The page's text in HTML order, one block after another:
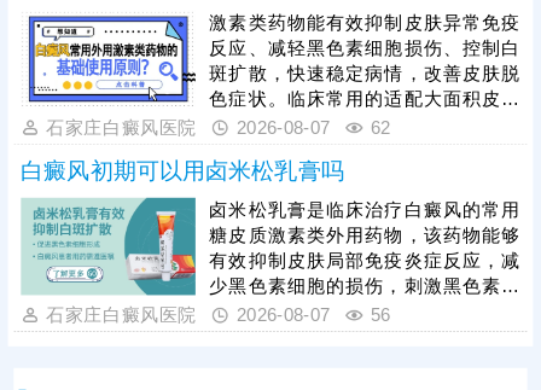
展治疗，切勿盲目操作。临床为提升
整体疗效，通常建议采用综合性治疗
方案，将纳晶治疗与中医定向透药、
308准分子激光治疗相结合，内外协
同作用，快速修复受损黑色素细胞，
缩短治疗周期。
激素类药物能有效抑制皮肤异常免疫
反应、减轻黑色素细胞损伤、控制白
斑扩散，快速稳定病情，改善皮肤脱
色症状。临床常用的适配大面积皮损
的激素药物，需根据患者年龄、皮损
药种类、剂量、使用周期均需严格遵
从医嘱。患者严禁自行选购、增减药
量，盲目用药易引发皮肤萎缩、毛细
血管扩张、色素异常、激素依赖等副
作用，损害皮肤健康。单纯使用激素
药物治疗大面积白癜风效果有限，联
合311窄谱uvb照射综合方案，能有效
石家庄白癜风医院 2026-08-07 62
白癜风初期可以用卤米松乳膏吗
卤米松乳膏是临床治疗白癜风的常用
糖皮质激素类外用药物，该药物能够
有效抑制皮肤局部免疫炎症反应，减
少黑色素细胞的损伤，刺激黑色素再
生，可有效控制白斑扩散、淡化皮
损。但患者绝对不可自行胡乱用药，
石家庄白癜风医院 2026-08-07 56